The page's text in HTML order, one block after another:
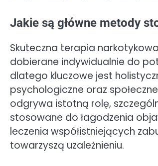
Jakie są główne metody
Skuteczna terapia
dobierane indywidualnie do
dlatego kluczowe jest
psychologiczne oraz
odgrywa istotną rolę,
stosowane do łagodzenia
leczenia współistniejących
towarzyszą uzależnieniu.